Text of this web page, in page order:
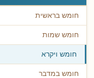
חומש בראשית
חומש שמות
חומש ויקרא
חומש במדבר